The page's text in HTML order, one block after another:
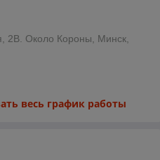
2В. Около Короны, Минск,
весь график работы